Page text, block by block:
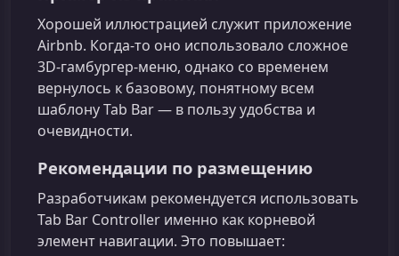
Хорошей иллюстрацией служит приложение
Airbnb. Когда‑то оно использовало сложное
3D‑гамбургер‑меню, однако со временем
вернулось к базовому, понятному всем
шаблону Tab Bar — в пользу удобства и
очевидности.
Рекомендации по размещению
Разработчикам рекомендуется использовать
Tab Bar Controller именно как корневой
элемент навигации. Это повышает: